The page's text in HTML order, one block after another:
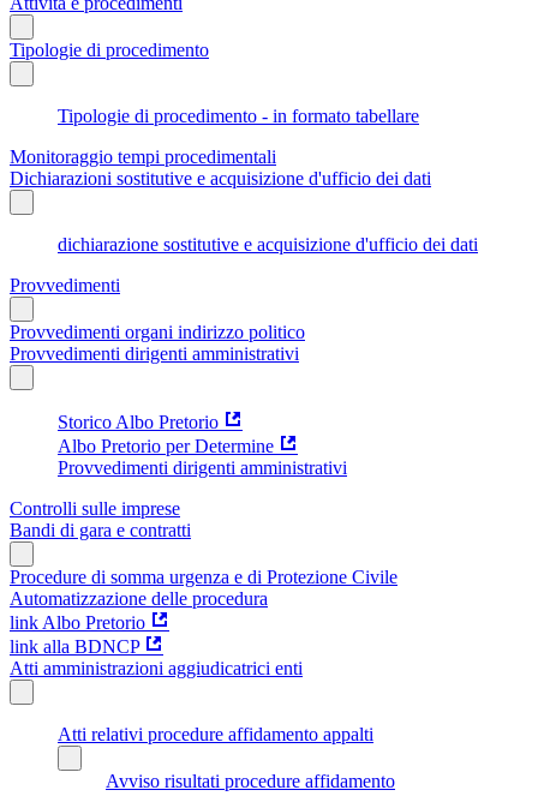
Tipologie di procedimento
Tipologie di procedimento - in formato tabellare
Monitoraggio tempi procedimentali
Dichiarazioni sostitutive e acquisizione d'ufficio dei dati
dichiarazione sostitutive e acquisizione d'ufficio dei dati
Provvedimenti
Provvedimenti organi indirizzo politico
Provvedimenti dirigenti amministrativi
Storico Albo Pretorio
Albo Pretorio per Determine
Provvedimenti dirigenti amministrativi
Controlli sulle imprese
Bandi di gara e contratti
Procedure di somma urgenza e di Protezione Civile
Automatizzazione delle procedura
link Albo Pretorio
link alla BDNCP
Atti amministrazioni aggiudicatrici enti
Atti relativi procedure affidamento appalti
Avviso risultati procedure affidamento